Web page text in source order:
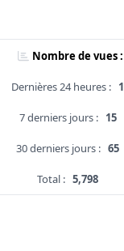
Nombre de vues :
Dernières 24 heures : 1
7 derniers jours : 15
30 derniers jours : 65
Total : 5,798